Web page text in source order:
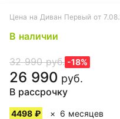
Цена на Диван Первый от
В наличии
32 990 руб. -18%
26 990 руб.
В рассрочку
4498 ₽ 6 месяцев